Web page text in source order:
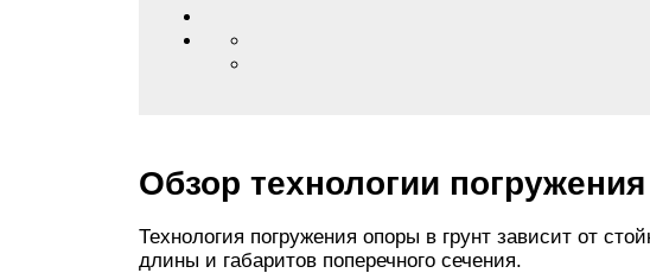
Обзор технологии
Технология погружения опоры в грунт зависит от
длины и габаритов поперечного сечения.